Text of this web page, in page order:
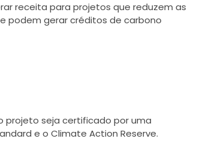
receita para projetos que reduzem as
podem gerar créditos de carbono
projeto seja certificado por uma
e o Climate Action Reserve.